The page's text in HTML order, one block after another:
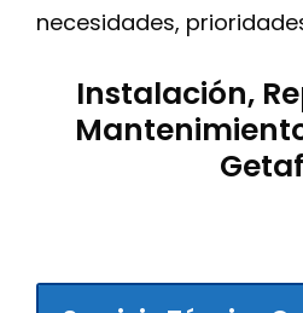
necesidades,
Instalación,